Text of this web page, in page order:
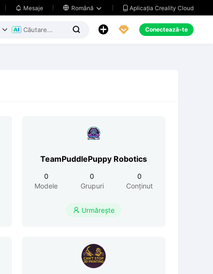
 Mesaje  Română   Aplicația Creality Cloud
    Conectează-te
TeamPuddlePuppy Robotics
0
Modele
0
Grupuri
0
Conținut
 Urmărește